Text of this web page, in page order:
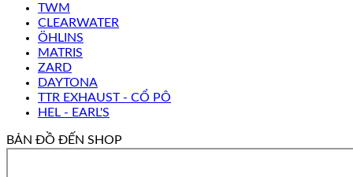
TWM
CLEARWATER
ÖHLINS
MATRIS
ZARD
DAYTONA
TTR EXHAUST - CỔ PÔ
HEL - EARL'S
BẢN ĐỒ ĐẾN SHOP